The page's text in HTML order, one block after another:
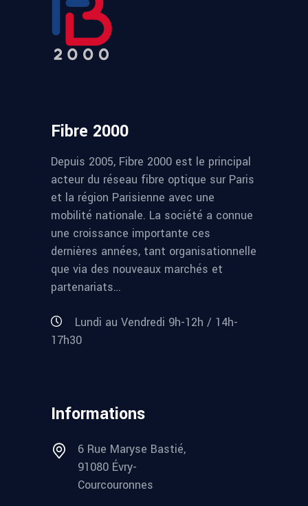
Fibre 2000
Depuis 2005, Fibre 2000 est le principal
acteur du réseau fibre optique sur Paris
et la région Parisienne avec une
mobilité nationale. La société a connue
une croissance importante ces
dernières années, tant organisationnelle
que via des nouveaux marchés et
partenariats…
Lundi au Vendredi 9h-12h / 14h-
17h30
Informations
6 Rue Maryse Bastié,
91080 Évry-
Courcouronnes